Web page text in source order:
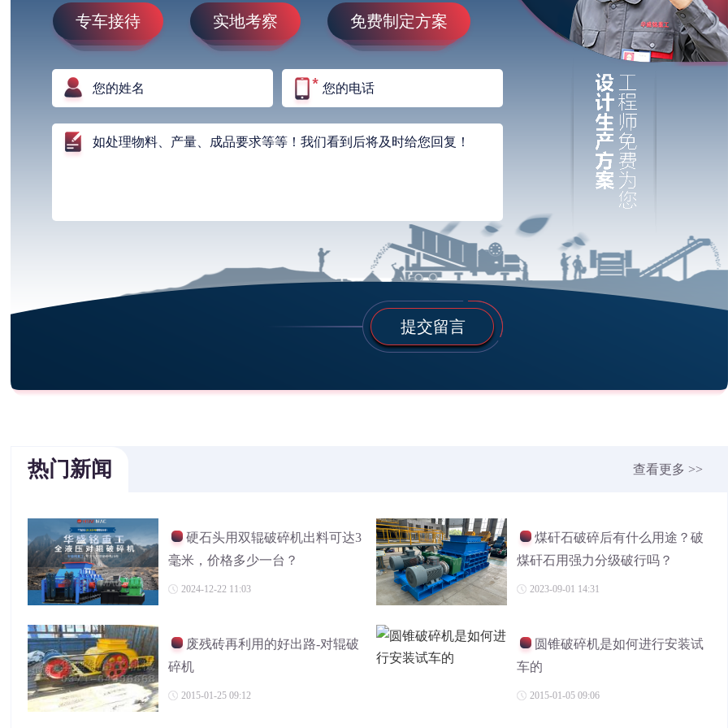
专车接待 实地考察 免费制定方案
提交留言
热门新闻 查看更多 >>
硬石头用双辊破碎机出料可达3
毫米，价格多少一台？
2024-12-22 11:03
煤矸石破碎后有什么用途？破
煤矸石用强力分级破行吗？
2023-09-01 14:31
废残砖再利用的好出路-对辊破
碎机
2015-01-25 09:12
圆锥破碎机是如何进行安装试
车的
2015-01-05 09:06